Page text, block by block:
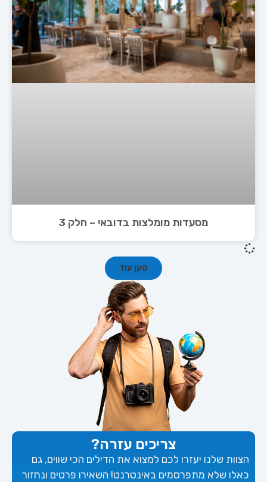
מסעדות מומלצות בדובאי – חלק 3
טען עוד
צריכים עזרה?
הצוות שלנו יעזרו לכם למצוא את הדילים הכי שווים, גם
כאלו שלא מתפרסמים באינטרנט! השאירו פרטים ונחזור